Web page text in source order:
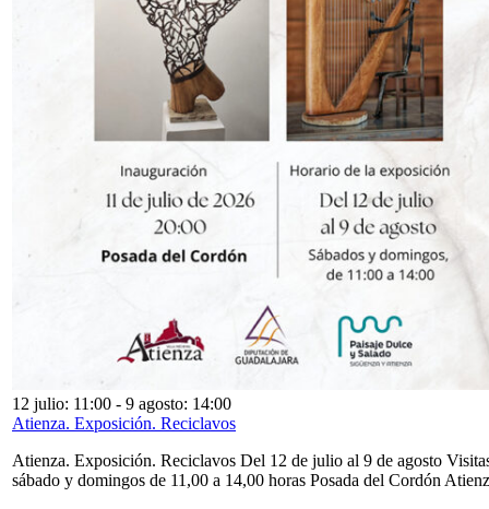
12 julio: 11:00 - 9 agosto: 14:00
Atienza. Exposición. Reciclavos
Atienza. Exposición. Reciclavos Del 12 de julio al 9 de agosto
sábado y domingos de 11,00 a 14,00 horas Posada del Cordón